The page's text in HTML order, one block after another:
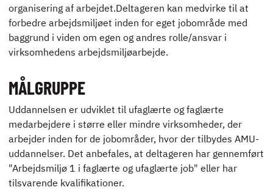
organisering af arbejdet.Deltageren kan medvirke til at
forbedre arbejdsmiljøet inden for eget jobområde med
baggrund i viden om egen og andres rolle/ansvar i
virksomhedens arbejdsmiljøarbejde.
MÅLGRUPPE
Uddannelsen er udviklet til ufaglærte og faglærte
medarbejdere i større eller mindre virksomheder, der
arbejder inden for de jobområder, hvor der tilbydes AMU-
uddannelser. Det anbefales, at deltageren har gennemført
"Arbejdsmiljø 1 i faglærte og ufaglærte job" eller har
tilsvarende kvalifikationer.